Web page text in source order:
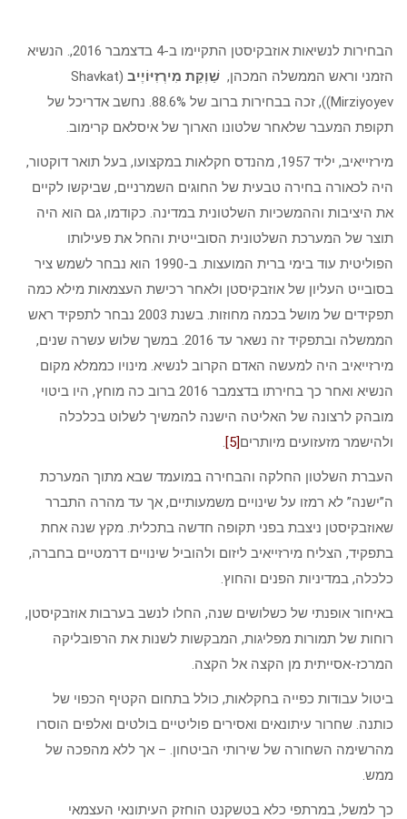
הבחירות לנשיאות אוזבקיסטן התקיימו ב-4 בדצמבר 2016,. הנשיא
הזמני וראש הממשלה המכהן, שַׁוְקַת מִירְזִיּוֹיֶיב (Shavkat
Mirziyoyev)), זכה בבחירות ברוב של 88.6%. נחשב אדריכל של
תקופת המעבר שלאחר שלטונו הארוך של איסלאם קרימוב.
מירזייאיב, יליד 1957, מהנדס חקלאות במקצועו, בעל תואר דוקטור,
היה לכאורה בחירה טבעית של החוגים השמרניים, שביקשו לקיים
את היציבות וההמשכיות השלטונית במדינה. כקודמו, גם הוא היה
תוצר של המערכת השלטונית הסובייטית והחל את פעילותו
הפוליטית עוד בימי ברית המועצות. ב-1990 הוא נבחר לשמש ציר
בסובייט העליון של אוזבקיסטן ולאחר רכישת העצמאות מילא כמה
תפקידים של מושל בכמה מחוזות. בשנת 2003 נבחר לתפקיד ראש
הממשלה ובתפקיד זה נשאר עד 2016. במשך שלוש עשרה שנים,
מירזייאיב היה למעשה האדם הקרוב לנשיא. מינויו כממלא מקום
הנשיא ואחר כך בחירתו בדצמבר 2016 ברוב כה מוחץ, היו ביטוי
מובהק לרצונה של האליטה הישנה להמשיך לשלוט בכלכלה
ולהישמר מזעזועים מיותרים[5]
.
העברת השלטון החלקה והבחירה במועמד שבא מתוך המערכת
ה”ישנה” לא רמזו על שינויים משמעותיים, אך עד מהרה התברר
שאוזבקיסטן ניצבת בפני תקופה חדשה בתכלית. מקץ שנה אחת
בתפקיד, הצליח מירזייאיב ליזום ולהוביל שינויים דרמטיים בחברה,
כלכלה, במדיניות הפנים והחוץ.
באיחור אופנתי של כשלושים שנה, החלו לנשב בערבות אוזבקיסטן,
רוחות של תמורות מפליגות, המבקשות לשנות את הרפובליקה
המרכז-אסייתית מן הקצה אל הקצה.
ביטול עבודות כפייה בחקלאות, כולל בתחום הקטיף הכפוי של
כותנה. שחרור עיתונאים ואסירים פוליטיים בולטים ואלפים הוסרו
מהרשימה השחורה של שירותי הביטחון. – אך ללא מהפכה של
ממש.
כך למשל, במרתפי כלא בטשקנט הוחזק העיתונאי העצמאי